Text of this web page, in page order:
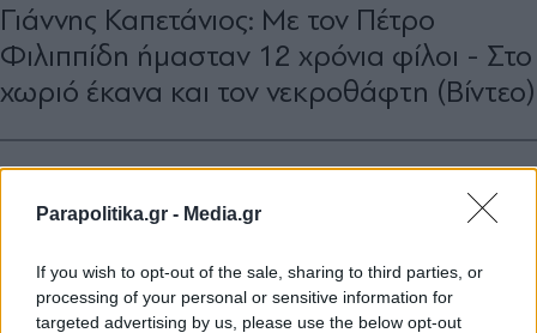
Parapolitika.gr - Media.gr
If you wish to opt-out of the sale, sharing to third parties, or
processing of your personal or sensitive information for
targeted advertising by us, please use the below opt-out
Γιάννης Καπετάνιος: Με τον Πέτρο
Φιλιππίδη ήμασταν 12 χρόνια φίλοι - Στο
χωριό έκανα και τον νεκροθάφτη (Βίντεο)